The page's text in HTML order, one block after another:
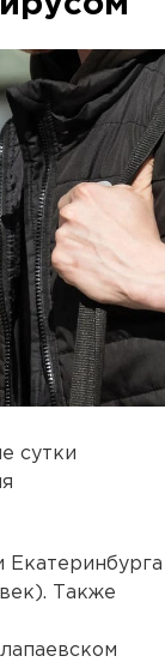
сутки
Екатеринбурга
Также